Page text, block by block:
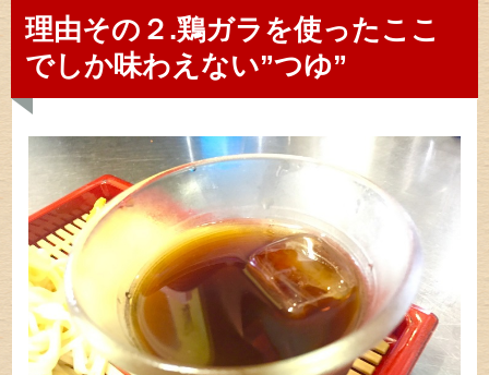
理由その２.鶏ガラを使ったここ
でしか味わえない”つゆ”